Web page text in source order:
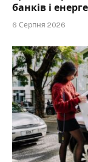
банків і
6 Серпня 2026